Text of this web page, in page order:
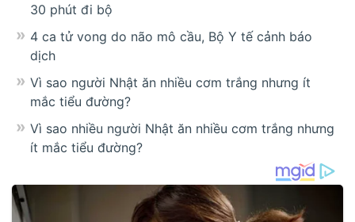
30 phút đi bộ
4 ca tử vong do não mô cầu, Bộ Y tế cảnh báo
dịch
Vì sao người Nhật ăn nhiều cơm trắng nhưng ít
mắc tiểu đường?
Vì sao nhiều người Nhật ăn nhiều cơm trắng nhưng
ít mắc tiểu đường?